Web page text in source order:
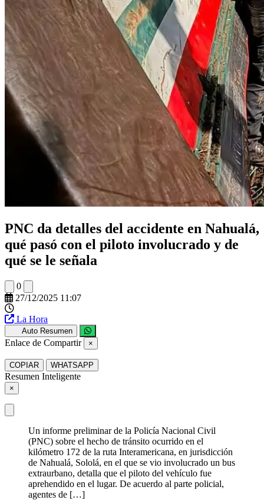
PNC da detalles del accidente en Nahualá,
qué pasó con el piloto involucrado y de
qué se le señala
0
27/12/2025 11:07
La Hora
Auto Resumen
Enlace de Compartir ×
COPIAR WHATSAPP
Resumen Inteligente
×
Un informe preliminar de la Policía Nacional Civil
(PNC) sobre el hecho de tránsito ocurrido en el
kilómetro 172 de la ruta Interamericana, en jurisdicción
de Nahualá, Sololá, en el que se vio involucrado un bus
extraurbano, detalla que el piloto del vehículo fue
aprehendido en el lugar. De acuerdo al parte policial,
agentes de […]